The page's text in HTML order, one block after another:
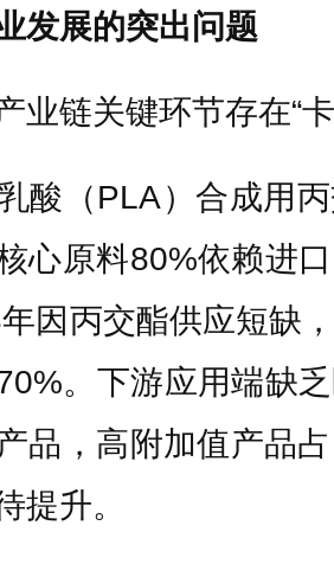
发展的突出问题
链关键环节存在“卡
（PLA）合成用丙
心原料80%依赖进
因丙交酯供应短缺
。下游应用端缺
品，高附加值产品
提升。